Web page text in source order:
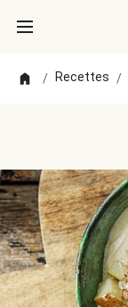
/ Recettes /